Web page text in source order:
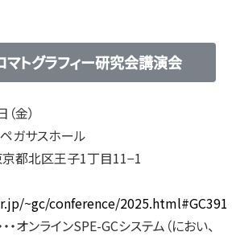
トグラフィー研究会講演会
金）
ガサスホール
北区王子1丁目11−1
~gc/conference/2025.html#GC391
・オンラインSPE-GCシステム（におい、